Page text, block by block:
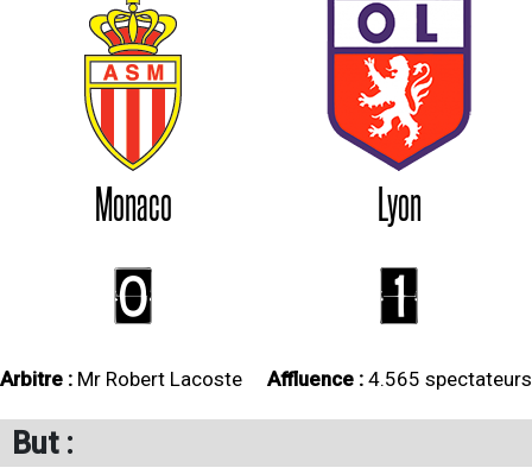
Monaco Lyon
0 1
Arbitre : Mr Robert Lacoste Affluence : 4.565 spectateurs
But :